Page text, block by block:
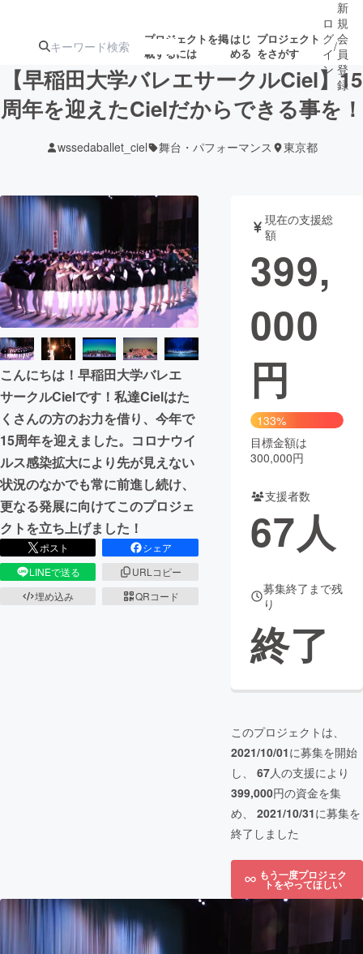
プロジェクトを掲
載するには
はじ
める
プロジェクト
をさがす
ターン
注目の新着プロ
ジェクト
ロジェクト
もうすぐ公開
されます
アート・写真 音楽
テクノロジー・ガジェット ゲーム・サ
映像・映画
ビジネス・起業
まちづくり・地域活性化
CAMPFIRE for Social Good
CAMPFIRE Creation
CAMPFIREふるさと納税machi-ya コミュニティ
ロ
グ
イ
ン
/
新
規
会
員
登
録
【早稲田大学バレエサークルCiel】15
周年を迎えたCielだからできる事を！
wssedaballet_ciel 舞台・パフォーマンス 東京都
こんにちは！早稲田大学バレエ
サークルCielです！私達Cielはた
くさんの方のお力を借り、今年で
15周年を迎えました。コロナウイ
ルス感染拡大により先が見えない
状況のなかでも常に前進し続け、
更なる発展に向けてこのプロジェ
クトを立ち上げました！
ポスト
シェア
LINEで送る
URLコピー
埋め込み
QRコード
現在の支援総
額
399,
000
円
133%
目標金額は
300,000円
支援者数
67人
募集終了まで残
り
終了
このプロジェクトは、
2021/10/01に募集を開始
し、 67人の支援により
399,000円の資金を集
め、 2021/10/31に募集を
終了しました
もう一度プロジェク
トをやってほしい